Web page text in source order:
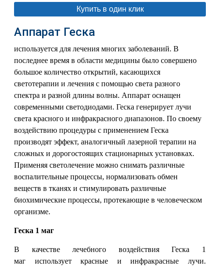
Купить в один клик
Аппарат Геска
используется для лечения многих заболеваний. В
последнее время в области медицины было совершено
большое количество открытий, касающихся
светотерапии и лечения с помощью света разного
спектра и разной длины волны. Аппарат оснащен
современными светодиодами. Геска генерирует лучи
света красного и инфракрасного диапазонов. По своему
воздействию процедуры с применением Геска
производят эффект, аналогичный лазерной терапии на
сложных и дорогостоящих стационарных установках.
Применяя светолечение можно снимать различные
воспалительные процессы, нормализовать обмен
веществ в тканях и стимулировать различные
биохимические процессы, протекающие в человеческом
организме.
Геска 1 маг
В качестве лечебного воздействия Геска 1
маг использует красные и инфракрасные лучи.